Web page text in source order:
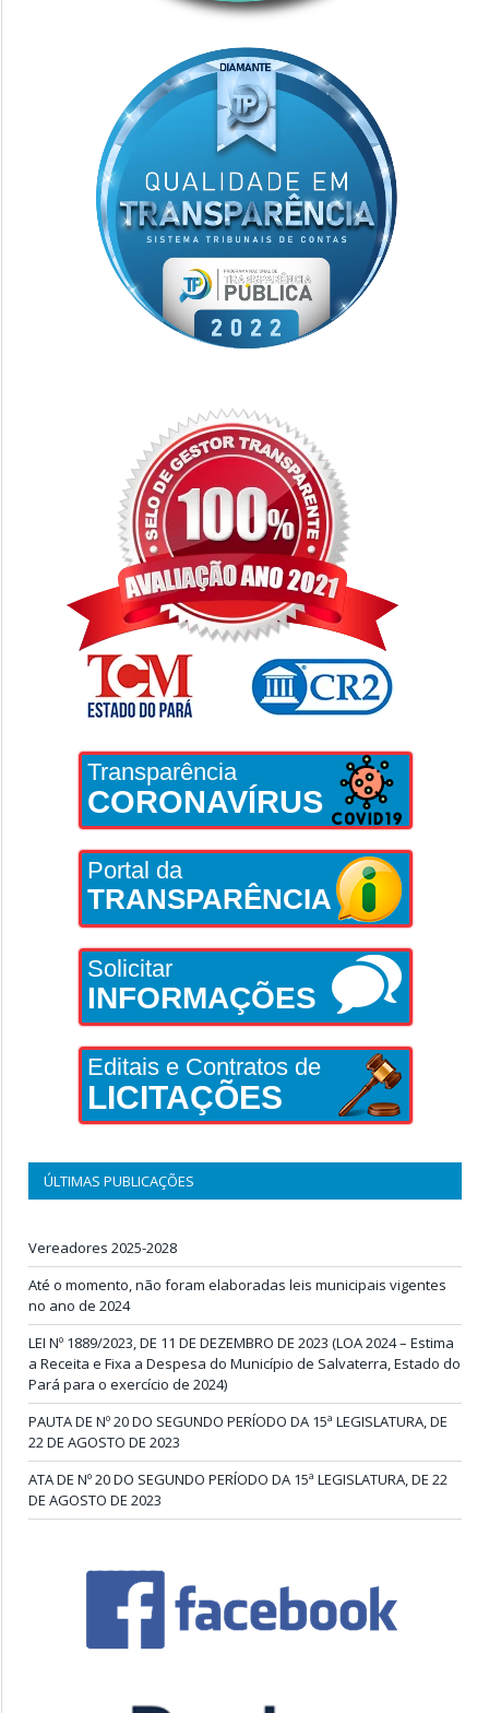
Transparência
CORONAVÍRUS
Portal da
TRANSPARÊNCIA
Solicitar
INFORMAÇÕES
Editais e Contratos de
LICITAÇÕES
ÚLTIMAS PUBLICAÇÕES
Vereadores 2025-2028
Até o momento, não foram elaboradas leis municipais vigentes
no ano de 2024
LEI Nº 1889/2023, DE 11 DE DEZEMBRO DE 2023 (LOA 2024 – Estima
a Receita e Fixa a Despesa do Município de Salvaterra, Estado do
Pará para o exercício de 2024)
PAUTA DE Nº 20 DO SEGUNDO PERÍODO DA 15ª LEGISLATURA, DE
22 DE AGOSTO DE 2023
ATA DE Nº 20 DO SEGUNDO PERÍODO DA 15ª LEGISLATURA, DE 22
DE AGOSTO DE 2023